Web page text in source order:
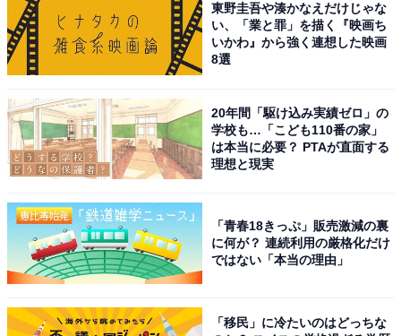
のある役どころも演じてきた阿部寛さんなら、北斗の拳
の世界観にもマッチしそうですね。
がちょうどいい」（20代男性／鹿児島県）や、「アニメ
の吹替もやっており、顔も体格もそれっぽい」（50代男
性／東京都）、「ケンシロウといえばこの人しか思い浮
せられていました。
※コメントは全て原文ママです
この記事の筆者：斉藤 雄二 プロフィール
東野圭吾や湊かなえだけじゃな
い、「業と罪」を描く『映画ち
いかわ』から強く連想した映画
8選
20年間「駆け込み実績ゼロ」の
学校も…「こども110番の家」
は本当に必要？ PTAが直面する
理想と現実
「青春18きっぷ」販売激減の裏
に何が？ 連続利用の厳格化だけ
ではない「本当の理由」
「移民」に冷たいのはどっちな